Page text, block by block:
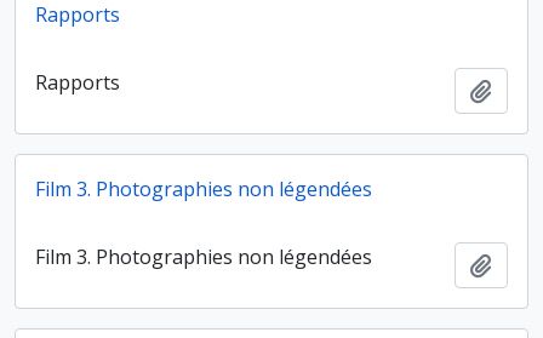
Rapports
Rapports
Film 3. Photographies non légendées
Film 3. Photographies non légendées